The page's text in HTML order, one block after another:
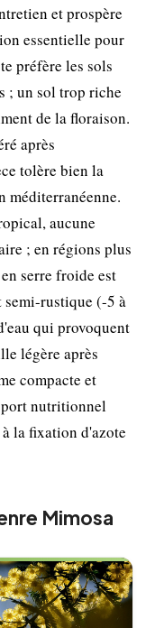
et prospère
essentielle pour
préfère les sols
; un sol trop riche
de la floraison.
après
tolère bien la
méditerranéenne.
aucune
; en régions plus
serre froide est
semi-rustique (-5 à
qui provoquent
légère après
compacte et
nutritionnel
la fixation d'azote
Mimosa